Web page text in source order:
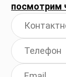
посмотрим